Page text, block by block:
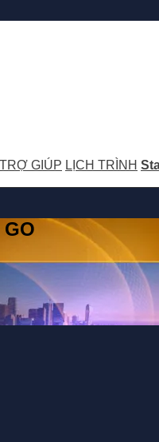
TRỢ GIÚP LỊCH TRÌNH